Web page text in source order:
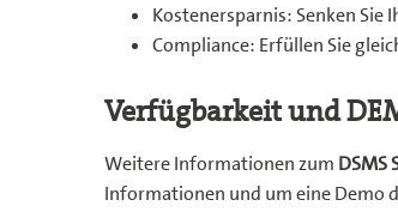
Kostenersparnis: Senken Sie
Compliance: Erfüllen Sie
Verfügbarkeit und
Weitere Informationen zum DSMS
Informationen und um eine Demo